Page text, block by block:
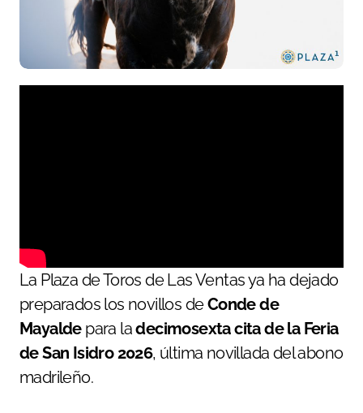
La Plaza de Toros de Las Ventas ya ha dejado
preparados los novillos deConde de
Mayaldepara ladecimosexta cita de la Feria
de San Isidro 2026, última novillada del abono
madrileño.